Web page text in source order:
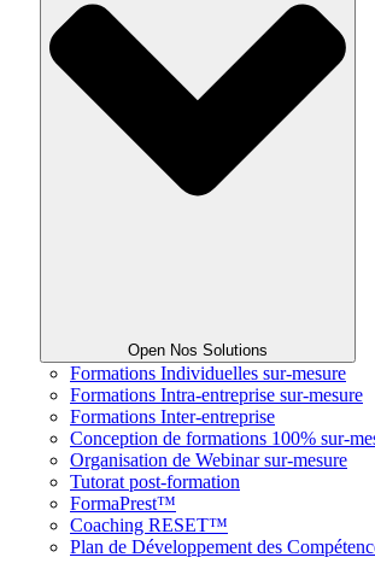
Open Nos Solutions
Formations Individuelles sur-mesure
Formations Intra-entreprise sur-mesure
Formations Inter-entreprise
Conception de formations 100% sur-
Organisation de Webinar sur-mesure
Tutorat post-formation
FormaPrest™
Coaching RESET™
Plan de Développement des